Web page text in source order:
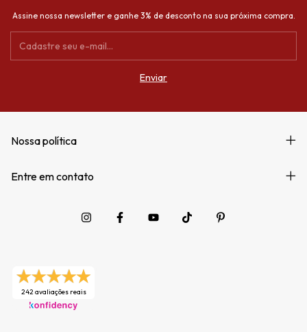
Assine nossa newsletter e ganhe 3% de desconto na sua próxima compra.
Nossa política
Entre em contato
242 avaliações reais